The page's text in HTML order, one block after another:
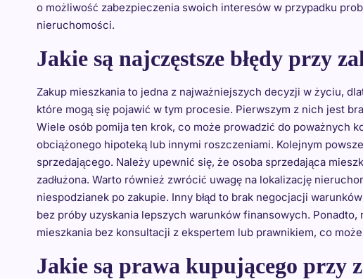
o możliwość zabezpieczenia swoich interesów w przypadku
nieruchomości.
Jakie są najczęstsze błędy przy
Zakup mieszkania to jedna z najważniejszych decyzji w życiu,
które mogą się pojawić w tym procesie. Pierwszym z nich jest
Wiele osób pomija ten krok, co może prowadzić do poważnych
obciążonego hipoteką lub innymi roszczeniami. Kolejnym
sprzedającego. Należy upewnić się, że osoba sprzedająca
zadłużona. Warto również zwrócić uwagę na lokalizację
niespodzianek po zakupie. Inny błąd to brak negocjacji
bez próby uzyskania lepszych warunków finansowych.
mieszkania bez konsultacji z ekspertem lub prawnikiem, co
Jakie są prawa kupującego przy